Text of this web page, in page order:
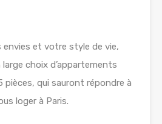
envies et votre style de vie,
large choix d’appartements
pièces, qui sauront répondre à
loger à Paris.